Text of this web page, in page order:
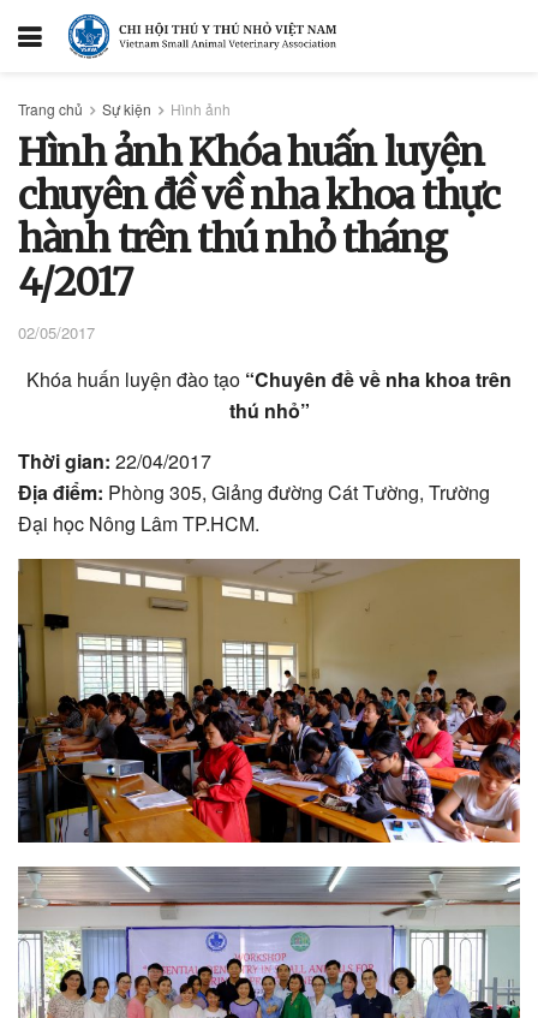
Trang chủ Sự kiện Hình ảnh
Hình ảnh Khóa huấn luyện
chuyên đề về nha khoa thực
hành trên thú nhỏ tháng
4/2017
02/05/2017
Khóa huấn luyện đào tạo “Chuyên đề về nha khoa trên
thú nhỏ”
Thời gian: 22/04/2017
Địa điểm: Phòng 305, Giảng đường Cát Tường, Trường
Đại học Nông Lâm TP.HCM.